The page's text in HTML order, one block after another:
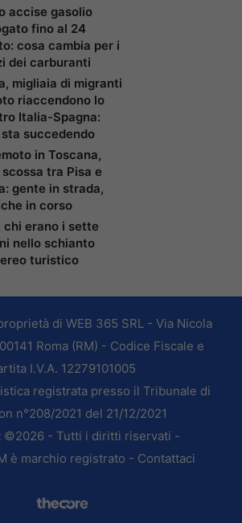
accise gasolio
fino al 24
cosa cambia per i
dei carburanti
migliaia di migranti
riaccendono lo
Italia-Spagna:
succedendo
in Toscana,
tra Pisa e
gente in strada,
in corso
chi erano i sette
nello schianto
turistico
di WEB 365 SRL - Via Nicola
Roma (RM) - Codice Fiscale e
I.V.A. 12279101005
registrata presso il Tribunale di
n°208/2021 del 21/12/2021
©2026 - Tutti i diritti riservati -
è marchio registrato - Contattaci